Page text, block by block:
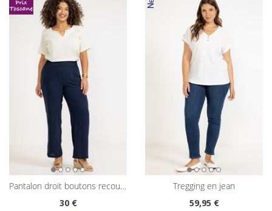
pantalon droit boutons recouverts
30€
tregging en jean
59,95 €